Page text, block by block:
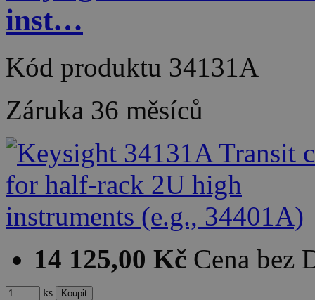
inst…
Kód produktu 34131A
Záruka 36 měsíců
14 125,00 Kč Cena bez
ks